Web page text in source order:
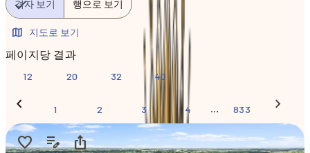
격자 보기 행으로 보기
지도로 보기
페이지당 결과
12 20 32 40
1 2 3 4 … 833